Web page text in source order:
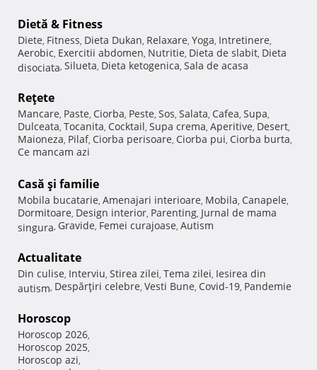
Dietă & Fitness
Diete, Fitness, Dieta Dukan, Relaxare, Yoga, Intretinere,
Aerobic, Exercitii abdomen, Nutritie, Dieta de slabit, Dieta
disociata, Silueta, Dieta ketogenica, Sala de acasa
Reţete
Mancare, Paste, Ciorba, Peste, Sos, Salata, Cafea, Supa,
Dulceata, Tocanita, Cocktail, Supa crema, Aperitive, Desert,
Maioneza, Pilaf, Ciorba perisoare, Ciorba pui, Ciorba burta,
Ce mancam azi
Casă şi familie
Mobila bucatarie, Amenajari interioare, Mobila, Canapele,
Dormitoare, Design interior, Parenting, Jurnal de mama
singura, Gravide, Femei curajoase, Autism
Actualitate
Din culise, Interviu, Stirea zilei, Tema zilei, Iesirea din
autism, Despărţiri celebre, Vesti Bune, Covid-19, Pandemie
Horoscop
Horoscop 2026,
Horoscop 2025,
Horoscop azi,